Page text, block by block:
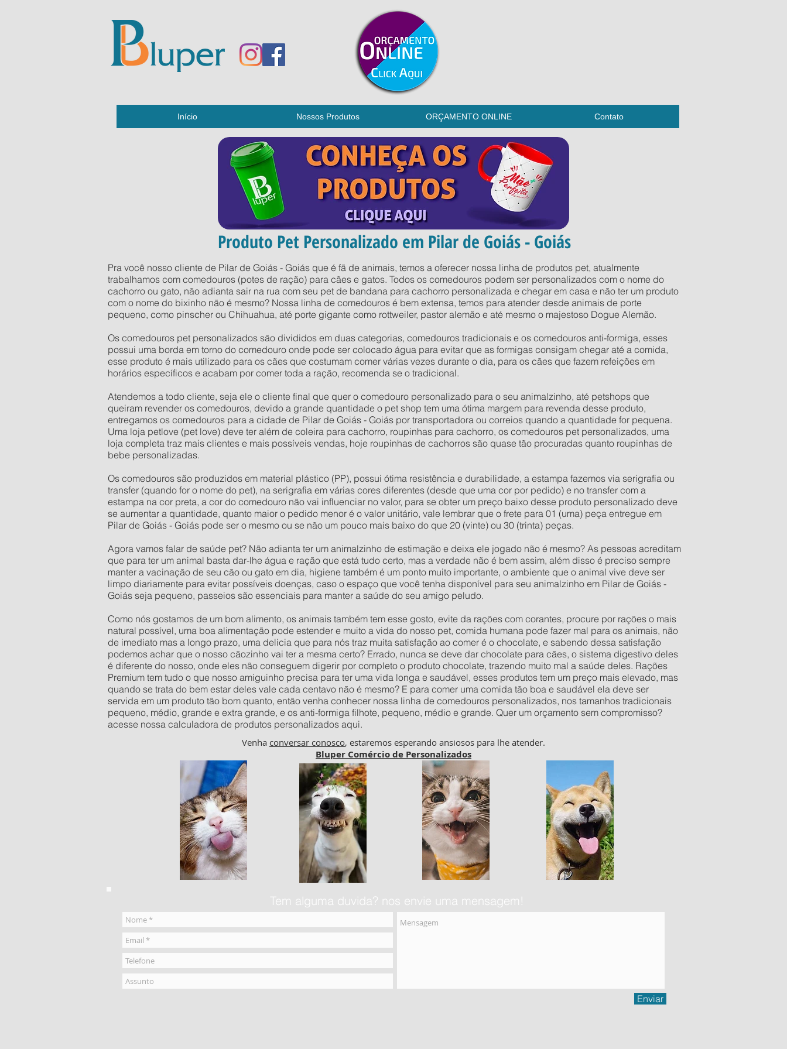
Início Nossos Produtos ORÇAMENTO ONLINE Contato
Produto Pet Personalizado em Pilar de Goiás - Goiás
Pra você nosso cliente de Pilar de Goiás - Goiás que é fã de animais, temos a oferecer nossa linha de produtos pet, atualmente
trabalhamos com comedouros (potes de ração) para cães e gatos. Todos os comedouros podem ser personalizados com o nome do
cachorro ou gato, não adianta sair na rua com seu pet de bandana para cachorro personalizada e chegar em casa e não ter um produto
com o nome do bixinho não é mesmo? Nossa linha de comedouros é bem extensa, temos para atender desde animais de porte
pequeno, como pinscher ou Chihuahua, até porte gigante como rottweiler, pastor alemão e até mesmo o majestoso Dogue Alemão.
Os comedouros pet personalizados são divididos em duas categorias, comedouros tradicionais e os comedouros anti-formiga, esses
possui uma borda em torno do comedouro onde pode ser colocado água para evitar que as formigas consigam chegar até a comida,
esse produto é mais utilizado para os cães que costumam comer várias vezes durante o dia, para os cães que fazem refeições em
horários específicos e acabam por comer toda a ração, recomenda se o tradicional.
Atendemos a todo cliente, seja ele o cliente final que quer o comedouro personalizado para o seu animalzinho, até petshops que
queiram revender os comedouros, devido a grande quantidade o pet shop tem uma ótima margem para revenda desse produto,
entregamos os comedouros para a cidade de Pilar de Goiás - Goiás por transportadora ou correios quando a quantidade for pequena.
Uma loja petlove (pet love) deve ter além de coleira para cachorro, roupinhas para cachorro, os comedouros pet personalizados, uma
loja completa traz mais clientes e mais possíveis vendas, hoje roupinhas de cachorros são quase tão procuradas quanto roupinhas de
bebe personalizadas.
Os comedouros são produzidos em material plástico (PP), possui ótima resistência e durabilidade, a estampa fazemos via serigrafia ou
transfer (quando for o nome do pet), na serigrafia em várias cores diferentes (desde que uma cor por pedido) e no transfer com a
estampa na cor preta, a cor do comedouro não vai influenciar no valor, para se obter um preço baixo desse produto personalizado deve
se aumentar a quantidade, quanto maior o pedido menor é o valor unitário, vale lembrar que o frete para 01 (uma) peça entregue em
Pilar de Goiás - Goiás pode ser o mesmo ou se não um pouco mais baixo do que 20 (vinte) ou 30 (trinta) peças.
Agora vamos falar de saúde pet? Não adianta ter um animalzinho de estimação e deixa ele jogado não é mesmo? As pessoas acreditam
que para ter um animal basta dar-lhe água e ração que está tudo certo, mas a verdade não é bem assim, além disso é preciso sempre
manter a vacinação de seu cão ou gato em dia, higiene também é um ponto muito importante, o ambiente que o animal vive deve ser
limpo diariamente para evitar possíveis doenças, caso o espaço que você tenha disponível para seu animalzinho em Pilar de Goiás -
Goiás seja pequeno, passeios são essenciais para manter a saúde do seu amigo peludo.
Como nós gostamos de um bom alimento, os animais também tem esse gosto, evite da rações com corantes, procure por rações o mais
natural possível, uma boa alimentação pode estender e muito a vida do nosso pet, comida humana pode fazer mal para os animais, não
de imediato mas a longo prazo, uma delicia que para nós traz muita satisfação ao comer é o chocolate, e sabendo dessa satisfação
podemos achar que o nosso cãozinho vai ter a mesma certo? Errado, nunca se deve dar chocolate para cães, o sistema digestivo deles
é diferente do nosso, onde eles não conseguem digerir por completo o produto chocolate, trazendo muito mal a saúde deles. Rações
Premium tem tudo o que nosso amiguinho precisa para ter uma vida longa e saudável, esses produtos tem um preço mais elevado, mas
quando se trata do bem estar deles vale cada centavo não é mesmo? E para comer uma comida tão boa e saudável ela deve ser
servida em um produto tão bom quanto, então venha conhecer nossa linha de comedouros personalizados, nos tamanhos tradicionais
pequeno, médio, grande e extra grande, e os anti-formiga filhote, pequeno, médio e grande. Quer um orçamento sem compromisso?
acesse nossa calculadora de produtos personalizados aqui.
Venha conversar conosco, estaremos esperando ansiosos para lhe atender.
Bluper Comércio de Personalizados
Tem alguma duvida? nos envie uma mensagem!
Enviar